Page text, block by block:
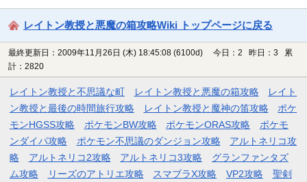
レイトン教授と悪魔の箱攻略Wiki トップページに戻る
最終更新日：2009年11月26日 (木) 18:45:08 (6100d)
今日：2 昨日：3 累
計：2820
レイトン教授と不思議な町 レイトン教授と悪魔の箱攻略
レイト
ン教授と最後の時間旅行攻略
レイトン教授と魔神の笛攻略
ポケ
モンHGSS攻略
ポケモンBW攻略 ポケモンORAS攻略
ポケモ
ンダイパ攻略
ポケモン不思議のダンジョン攻略
アルトネリコ攻
略
アルトネリコ2攻略 アルトネリコ3攻略
グランファンタズ
ム攻略
リーズのアトリエ攻略 スマブラX攻略 VP2攻略 聖剣